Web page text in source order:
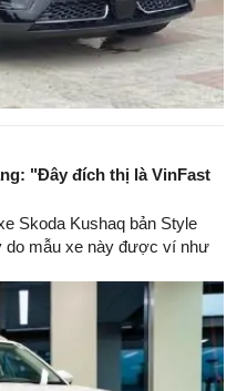
"Đây đích thị là VinFast
Skoda Kushaq bản Style
do mẫu xe này được ví như